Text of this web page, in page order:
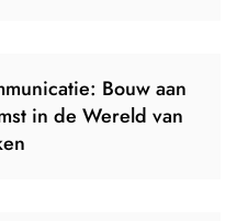
Bouw aan
in de Wereld van